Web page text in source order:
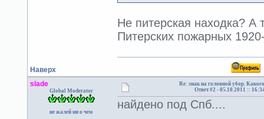
Не питерская находка? А
Питерских пожарных 1920-
Наверх
slade
Global Moderator
не жалей ни о чем
Re: знак на головной убор.
Ответ #2 -05.10.2011 ::
найдено под Спб....